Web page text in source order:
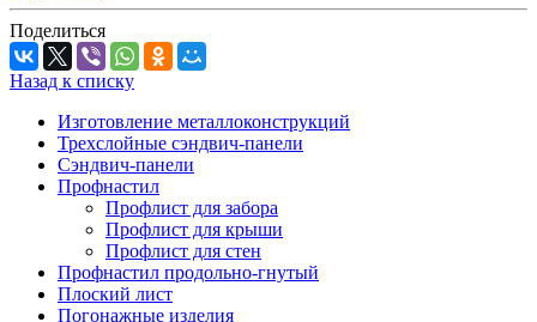
Поделиться
Назад к списку
Изготовление металлоконструкций
Трехслойные сэндвич-панели
Сэндвич-панели
Профнастил
Профлист для забора
Профлист для крыши
Профлист для стен
Профнастил продольно-гнутый
Плоский лист
Погонажные изделия